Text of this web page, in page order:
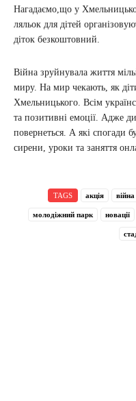
Нагадаємо,що у
ляльок для дітей
діток безкоштовний.
Війна зруйнувала життя
миру. На мир чекають, як
Хмельницького. Всім
та позитивні емоції. Адже
повернеться. А які спогади
сирени, уроки та заняття
TAGS акція війна
молодіжний парк новації